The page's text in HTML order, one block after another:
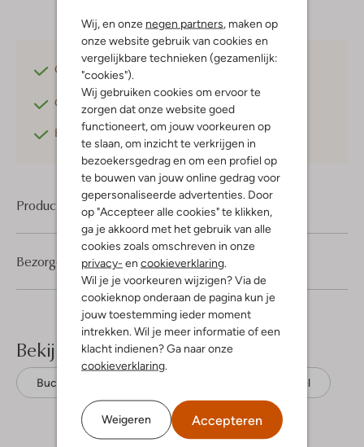
Wij, en onze negen partners , maken op
onze website gebruik van cookies en
vergelijkbare technieken (gezamenlijk:
"cookies").
Wij gebruiken cookies om ervoor te
zorgen dat onze website goed
functioneert, om jouw voorkeuren op
te slaan, om inzicht te verkrijgen in
bezoekersgedrag en om een profiel op
te bouwen van jouw online gedrag voor
gepersonaliseerde advertenties. Door
op "Accepteer alle cookies" te klikken,
ga je akkoord met het gebruik van alle
cookies zoals omschreven in onze
privacy- en cookieverklaring
Wil je je voorkeuren wijzigen? Via de
cookieknop onderaan de pagina kun je
jouw toestemming ieder moment
intrekken. Wil je meer informatie of een
klacht indienen? Ga naar onze
cookieverklaring
Weigeren Accepteren
Gratis verzending
Gratis retourneren binnen 30 dagen*
Betaal achterafmet Klarna
Product informatie
Bezorgen & retourneren
Bekijk meer
Buckethat Textiel